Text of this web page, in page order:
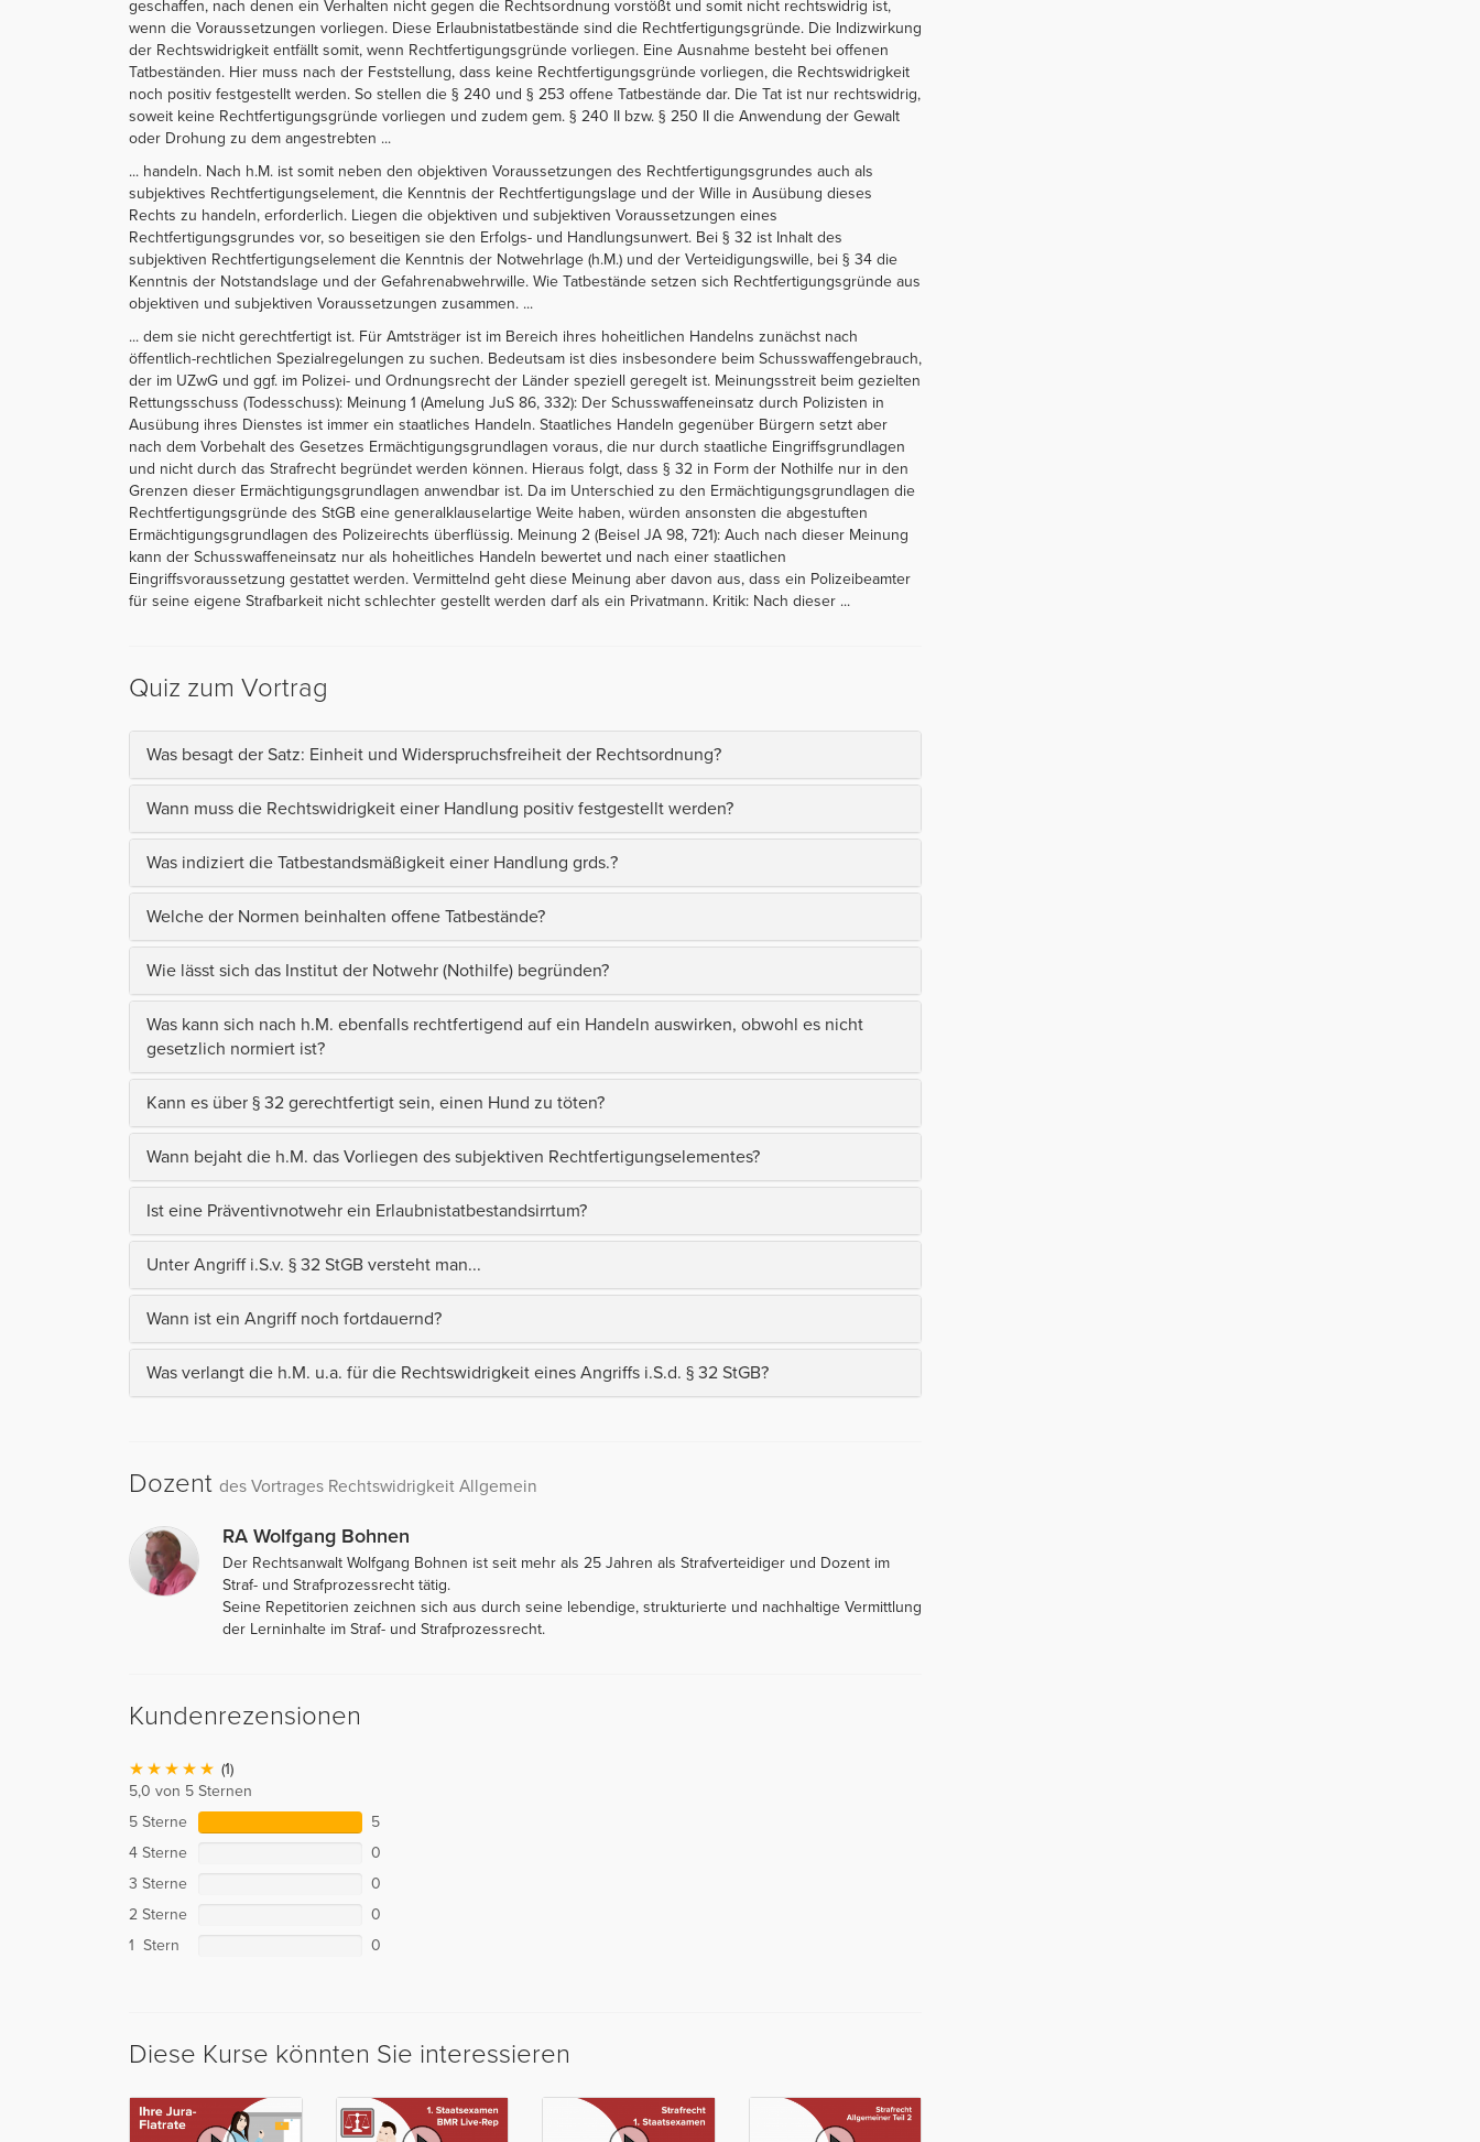
geschaffen, nach denen ein Verhalten nicht gegen die Rechtsordnung vorstößt und somit nicht rechtswidrig ist,
wenn die Voraussetzungen vorliegen. Diese Erlaubnistatbestände sind die Rechtfertigungsgründe. Die Indizwirkung
der Rechtswidrigkeit entfällt somit, wenn Rechtfertigungsgründe vorliegen. Eine Ausnahme besteht bei offenen
Tatbeständen. Hier muss nach der Feststellung, dass keine Rechtfertigungsgründe vorliegen, die Rechtswidrigkeit
noch positiv festgestellt werden. So stellen die § 240 und § 253 offene Tatbestände dar. Die Tat ist nur rechtswidrig,
soweit keine Rechtfertigungsgründe vorliegen und zudem gem. § 240 II bzw. § 250 II die Anwendung der Gewalt
oder Drohung zu dem angestrebten ...
... handeln. Nach h.M. ist somit neben den objektiven Voraussetzungen des Rechtfertigungsgrundes auch als
subjektives Rechtfertigungselement, die Kenntnis der Rechtfertigungslage und der Wille in Ausübung dieses
Rechts zu handeln, erforderlich. Liegen die objektiven und subjektiven Voraussetzungen eines
Rechtfertigungsgrundes vor, so beseitigen sie den Erfolgs- und Handlungsunwert. Bei § 32 ist Inhalt des
subjektiven Rechtfertigungselement die Kenntnis der Notwehrlage (h.M.) und der Verteidigungswille, bei § 34 die
Kenntnis der Notstandslage und der Gefahrenabwehrwille. Wie Tatbestände setzen sich Rechtfertigungsgründe aus
objektiven und subjektiven Voraussetzungen zusammen. ...
... dem sie nicht gerechtfertigt ist. Für Amtsträger ist im Bereich ihres hoheitlichen Handelns zunächst nach
öffentlich-rechtlichen Spezialregelungen zu suchen. Bedeutsam ist dies insbesondere beim Schusswaffengebrauch,
der im UZwG und ggf. im Polizei- und Ordnungsrecht der Länder speziell geregelt ist. Meinungsstreit beim gezielten
Rettungsschuss (Todesschuss): Meinung 1 (Amelung JuS 86, 332): Der Schusswaffeneinsatz durch Polizisten in
Ausübung ihres Dienstes ist immer ein staatliches Handeln. Staatliches Handeln gegenüber Bürgern setzt aber
nach dem Vorbehalt des Gesetzes Ermächtigungsgrundlagen voraus, die nur durch staatliche Eingriffsgrundlagen
und nicht durch das Strafrecht begründet werden können. Hieraus folgt, dass § 32 in Form der Nothilfe nur in den
Grenzen dieser Ermächtigungsgrundlagen anwendbar ist. Da im Unterschied zu den Ermächtigungsgrundlagen die
Rechtfertigungsgründe des StGB eine generalklauselartige Weite haben, würden ansonsten die abgestuften
Ermächtigungsgrundlagen des Polizeirechts überflüssig. Meinung 2 (Beisel JA 98, 721): Auch nach dieser Meinung
kann der Schusswaffeneinsatz nur als hoheitliches Handeln bewertet und nach einer staatlichen
Eingriffsvoraussetzung gestattet werden. Vermittelnd geht diese Meinung aber davon aus, dass ein Polizeibeamter
für seine eigene Strafbarkeit nicht schlechter gestellt werden darf als ein Privatmann. Kritik: Nach dieser ...
Quiz zum Vortrag
Was besagt der Satz: Einheit und Widerspruchsfreiheit der Rechtsordnung?
Wann muss die Rechtswidrigkeit einer Handlung positiv festgestellt werden?
Was indiziert die Tatbestandsmäßigkeit einer Handlung grds.?
Welche der Normen beinhalten offene Tatbestände?
Wie lässt sich das Institut der Notwehr (Nothilfe) begründen?
Was kann sich nach h.M. ebenfalls rechtfertigend auf ein Handeln auswirken, obwohl es nicht
gesetzlich normiert ist?
Kann es über § 32 gerechtfertigt sein, einen Hund zu töten?
Wann bejaht die h.M. das Vorliegen des subjektiven Rechtfertigungselementes?
Ist eine Präventivnotwehr ein Erlaubnistatbestandsirrtum?
Unter Angriff i.S.v. § 32 StGB versteht man...
Wann ist ein Angriff noch fortdauernd?
Was verlangt die h.M. u.a. für die Rechtswidrigkeit eines Angriffs i.S.d. § 32 StGB?
Dozent des Vortrages Rechtswidrigkeit Allgemein
RA Wolfgang Bohnen
Der Rechtsanwalt Wolfgang Bohnen ist seit mehr als 25 Jahren als Strafverteidiger und Dozent im
Straf- und Strafprozessrecht tätig.
Seine Repetitorien zeichnen sich aus durch seine lebendige, strukturierte und nachhaltige Vermittlung
der Lerninhalte im Straf- und Strafprozessrecht.
Kundenrezensionen
(1)
5,0 von 5 Sternen
5 Sterne
5
4 Sterne
0
3 Sterne
0
2 Sterne
0
1 Stern
0
Diese Kurse könnten Sie interessieren